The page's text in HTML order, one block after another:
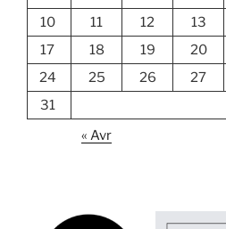
10
11 12 13
17
18 19 20
24
25 26 27
31
« Avr